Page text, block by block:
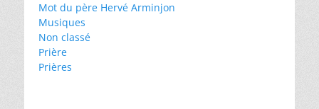
Mot du père Hervé Arminjon
Musiques
Non classé
Prière
Prières